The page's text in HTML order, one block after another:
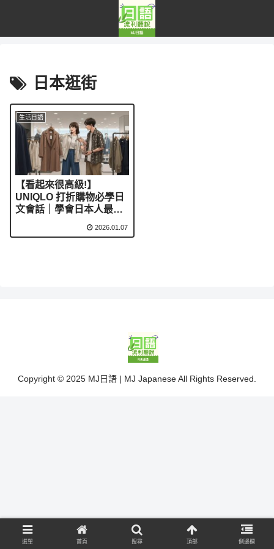
日本逛街
生活日語
【看起來很高級!】
UNIQLO 打折購物必學日
文會話｜學會日本人最自
2026.01.07
Copyright © 2025 MJ日語 | MJ Japanese All Rights Reserved.
選單 首頁 搜尋 頂部 側邊欄